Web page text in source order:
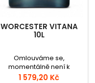
WORCESTER VITANA
10L
Omlouváme se,
momentálně není k
dispozici.
Cena
1 579,20 Kč